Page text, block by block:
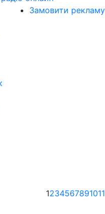
Замовити рекламу
1234567891011